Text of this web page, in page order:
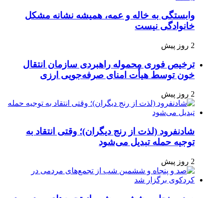
وابستگی به خاله و عمه، همیشه نشانه مشکل
خانوادگی نیست
2 روز پیش
ترخیص فوری محموله راهبردی سازمان انتقال
خون توسط هیأت امنای صرفه‌جویی ارزی
2 روز پیش
شادنفرود (لذت از رنج دیگران)؛ وقتی انتقاد به
توجیه حمله تبدیل می‌شود
2 روز پیش